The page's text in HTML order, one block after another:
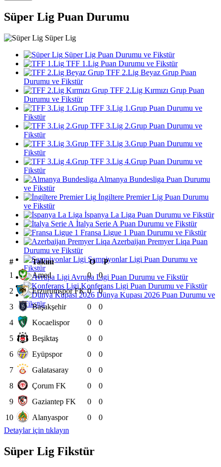
Süper Lig Puan Durumu
Süper Lig
Süper Lig Puan Durumu ve Fikstür
TFF 1.Lig Puan Durumu ve Fikstür
TFF 2.Lig Beyaz Grup Puan
Durumu ve Fikstür
TFF 2.Lig Kırmızı Grup Puan
Durumu ve Fikstür
TFF 3.Lig 1.Grup Puan Durumu ve
Fikstür
TFF 3.Lig 2.Grup Puan Durumu ve
Fikstür
TFF 3.Lig 3.Grup Puan Durumu ve
Fikstür
TFF 3.Lig 4.Grup Puan Durumu ve
Fikstür
Almanya Bundesliga Puan Durumu
ve Fikstür
İngiltere Premier Lig Puan Durumu
ve Fikstür
İspanya La Liga Puan Durumu ve Fikstür
İtalya Serie A Puan Durumu ve Fikstür
Fransa Ligue 1 Puan Durumu ve Fikstür
Azerbaijan Premyer Liqa Puan
Durumu ve Fikstür
Şampiyonlar Ligi Puan Durumu ve
Fikstür
Avrupa Ligi Puan Durumu ve Fikstür
Konferans Ligi Puan Durumu ve Fikstür
Dünya Kupası 2026 Puan Durumu ve
Fikstür
# Takım O
P
1
Amed 0
0
2
Erzurumspor FK 0
0
3
Başakşehir 0
0
4
Kocaelispor 0
0
5
Beşiktaş 0
0
6
Eyüpspor 0
0
7
Galatasaray 0
0
8
Çorum FK 0
0
9
Gaziantep FK 0
0
10
Alanyaspor 0
0
Detaylar için tıklayın
Süper Lig Fikstür